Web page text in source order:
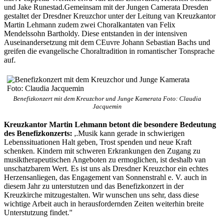
und Jake Runestad.Gemeinsam mit der Jungen Camerata Dresden
gestaltet der Dresdner Kreuzchor unter der Leitung van Kreuzkantor
Martin Lehmann zudem zwei Choralkantaten van Felix
Mendelssohn Bartholdy. Diese entstanden in der intensiven
Auseinandersetzung mit dem CEuvre Johann Sebastian Bachs und
greifen die evangelische Choraltradition in romantischer Tonsprache
auf.
Benefizkonzert mit dem Kreuzchor und Junge Kamerata Foto: Claudia
Jacquemin
Kreuzkantor Martin Lehmann betont die besondere Bedeutung
des Benefizkonzerts: ,.Musik kann gerade in schwierigen
Lebenssituationen Halt geben, Trost spenden und neue Kraft
schenken. Kindern mit schweren Erkrankungen den Zugang zu
musiktherapeutischen Angeboten zu ermoglichen, ist deshalb van
unschatzbarem Wert. Es ist uns als Dresdner Kreuzchor ein echtes
Herzensanliegen, das Engagement van Sonnenstrahl e. V. auch in
diesem Jahr zu unterstutzen und das Benefizkonzert in der
Kreuzkirche mitzugestalten. Wir wunschen uns sehr, dass diese
wichtige Arbeit auch in herausfordernden Zeiten weiterhin breite
Unterstutzung findet."